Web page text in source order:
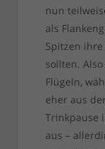
nun
als
Spitzen
sollten.
Flügeln,
eher aus
Trinkpause
aus –